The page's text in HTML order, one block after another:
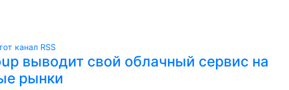
канал RSS
выводит свой облачный сервис на
рынки